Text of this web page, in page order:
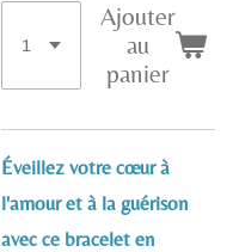
Ajouter
au
panier
Éveillez votre cœur à
l'amour et à la guérison
avec ce bracelet en